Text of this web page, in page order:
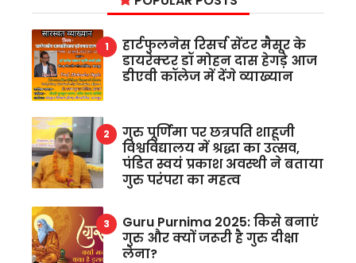
हार्टफुलनेस रिसर्च सेंटर मैसूर के
डायरेक्टर डॉ मोहन दास हेगड़े आज
डीएवी कॉलेज में देंगे व्याख्यान
गुरु पूर्णिमा पर छत्रपति शाहूजी
विश्वविद्यालय में श्रद्धा का उत्सव,
पंडित स्वयं प्रकाश अवस्थी ने बताया
गुरु परंपरा का महत्व
Guru Purnima 2025: किसे बनाएं
गुरु और क्यों जरूरी है गुरु दीक्षा
लेना?